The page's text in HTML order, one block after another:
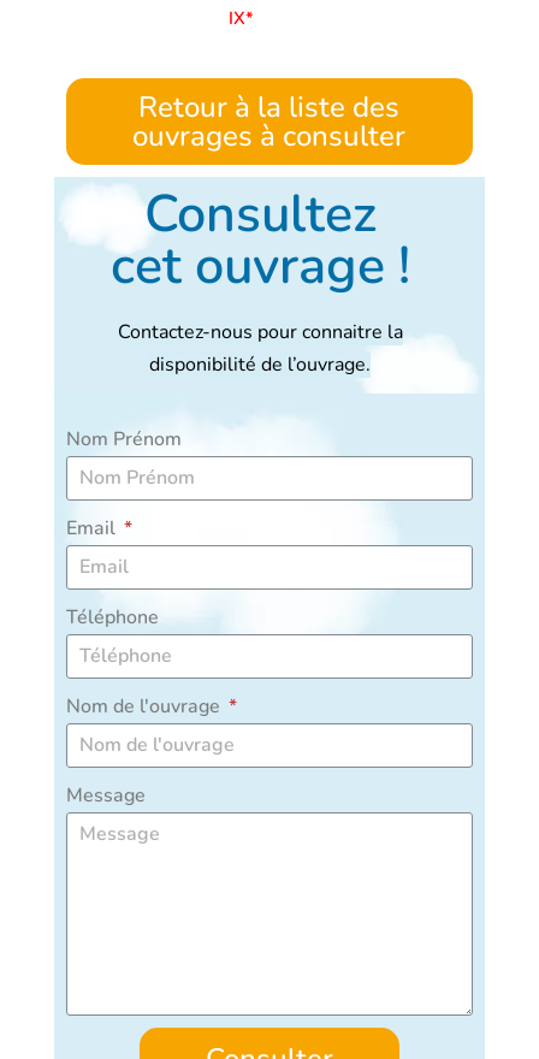
IX*
Retour à la liste des
ouvrages à consulter
Consultez
cet ouvrage !
Contactez-nous pour connaitre la
disponibilité de l’ouvrage.
Nom Prénom
Email
Téléphone
Nom de l'ouvrage
Message